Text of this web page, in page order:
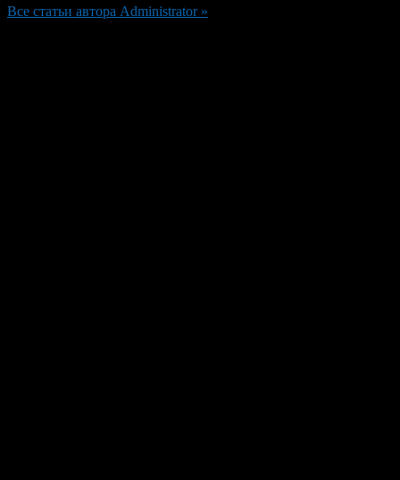
Все статьи автора Administrator »